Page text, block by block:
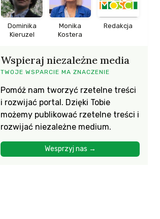
Dominika
Kieruzel
Monika
Kostera
Redakcja
Wspieraj niezależne media
TWOJE WSPARCIE MA ZNACZENIE
Pomóż nam tworzyć rzetelne treści
i rozwijać portal. Dzięki Tobie
możemy publikować rzetelne treści i
rozwijać niezależne medium.
Wesprzyj nas →